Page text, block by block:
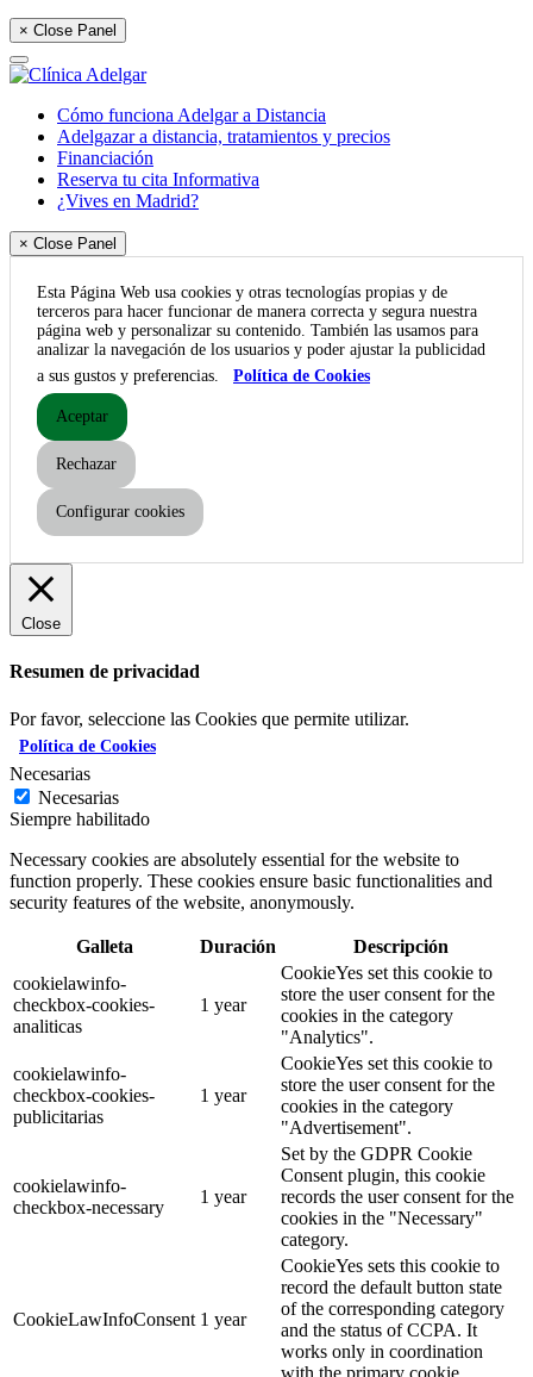
× Close Panel
Cómo funciona Adelgar a Distancia
Adelgazar a distancia, tratamientos y precios
Financiación
Reserva tu cita Informativa
¿Vives en Madrid?
× Close Panel
Esta Página Web usa cookies y otras tecnologías propias y de
terceros para hacer funcionar de manera correcta y segura nuestra
página web y personalizar su contenido. También las usamos para
analizar la navegación de los usuarios y poder ajustar la publicidad
a sus gustos y preferencias.
Política de Cookies
Aceptar
Rechazar
Configurar cookies
Close
Resumen de privacidad
Por favor, seleccione las Cookies que permite utilizar.
Política de Cookies
Necesarias
Necesarias
Siempre habilitado
Necessary cookies are absolutely essential for the website to
function properly. These cookies ensure basic functionalities and
security features of the website, anonymously.
Galleta Duración
Descripción
cookielawinfo-
checkbox-cookies-
analiticas
1 year
CookieYes set this cookie to
store the user consent for the
cookies in the category
"Analytics".
cookielawinfo-
checkbox-cookies-
publicitarias
1 year
CookieYes set this cookie to
store the user consent for the
cookies in the category
"Advertisement".
cookielawinfo-
checkbox-necessary
1 year
Set by the GDPR Cookie
Consent plugin, this cookie
records the user consent for the
cookies in the "Necessary"
category.
CookieLawInfoConsent 1 year
CookieYes sets this cookie to
record the default button state
of the corresponding category
and the status of CCPA. It
works only in coordination
with the primary cookie.